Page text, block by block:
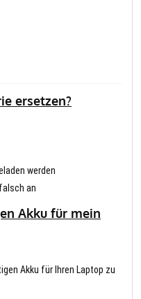
ersetzen?
werden
an
Akku für mein
Akku für Ihren Laptop zu